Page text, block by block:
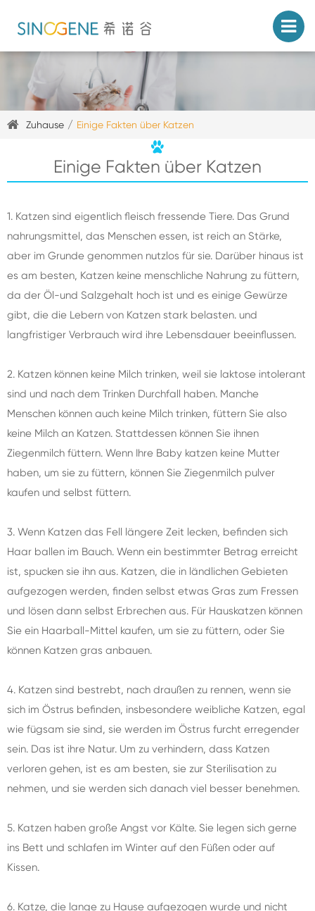
Zuhause Einige Fakten über Katzen
Einige Fakten über Katzen
1. Katzen sind eigentlich fleisch fressende Tiere. Das Grund
nahrungsmittel, das Menschen essen, ist reich an Stärke,
aber im Grunde genommen nutzlos für sie. Darüber hinaus ist
es am besten, Katzen keine menschliche Nahrung zu füttern,
da der Öl-und Salzgehalt hoch ist und es einige Gewürze
gibt, die die Lebern von Katzen stark belasten. und
langfristiger Verbrauch wird ihre Lebensdauer beeinflussen.
2. Katzen können keine Milch trinken, weil sie laktose intolerant
sind und nach dem Trinken Durchfall haben. Manche
Menschen können auch keine Milch trinken, füttern Sie also
keine Milch an Katzen. Stattdessen können Sie ihnen
Ziegenmilch füttern. Wenn Ihre Baby katzen keine Mutter
haben, um sie zu füttern, können Sie Ziegenmilch pulver
kaufen und selbst füttern.
3. Wenn Katzen das Fell längere Zeit lecken, befinden sich
Haar ballen im Bauch. Wenn ein bestimmter Betrag erreicht
ist, spucken sie ihn aus. Katzen, die in ländlichen Gebieten
aufgezogen werden, finden selbst etwas Gras zum Fressen
und lösen dann selbst Erbrechen aus. Für Hauskatzen können
Sie ein Haarball-Mittel kaufen, um sie zu füttern, oder Sie
können Katzen gras anbauen.
4. Katzen sind bestrebt, nach draußen zu rennen, wenn sie
sich im Östrus befinden, insbesondere weibliche Katzen, egal
wie fügsam sie sind, sie werden im Östrus furcht erregender
sein. Das ist ihre Natur. Um zu verhindern, dass Katzen
verloren gehen, ist es am besten, sie zur Sterilisation zu
nehmen, und sie werden sich danach viel besser benehmen.
5. Katzen haben große Angst vor Kälte. Sie legen sich gerne
ins Bett und schlafen im Winter auf den Füßen oder auf
Kissen.
6. Katze, die lange zu Hause aufgezogen wurde und nicht